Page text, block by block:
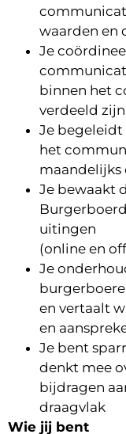
waarden en
Je
binnen het
verdeeld zijn
Je
het
maandelijks
Je bewaakt
uitingen
(online en
Je
en vertaalt
en
Je bent
denkt mee
bijdragen
draagvlak
Wie jij bent